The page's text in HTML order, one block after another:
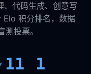
、代码生成、创意写
Elo 积分排名，数据
投票。
11 1